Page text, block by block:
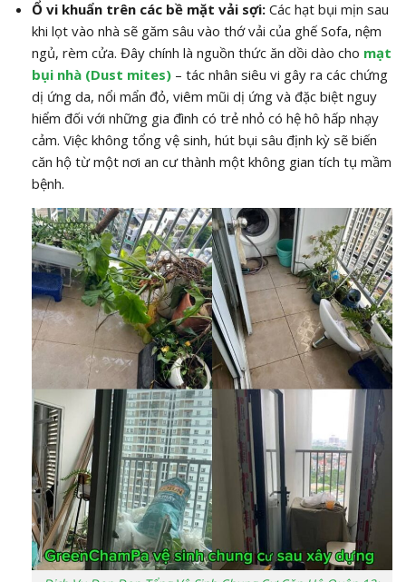
Ổ vi khuẩn trên các bề mặt vải sợi:Các hạt bụi mịn sau
khi lọt vào nhà sẽ găm sâu vào thớ vải của ghế Sofa, nệm
ngủ, rèm cửa. Đây chính là nguồn thức ăn dồi dào cho mạt
bụi nhà (Dust mites)– tác nhân siêu vi gây ra các chứng
dị ứng da, nổi mẩn đỏ, viêm mũi dị ứng và đặc biệt nguy
hiểm đối với những gia đình có trẻ nhỏ có hệ hô hấp nhạy
cảm. Việc không tổng vệ sinh, hút bụi sâu định kỳ sẽ biến
căn hộ từ một nơi an cư thành một không gian tích tụ mầm
bệnh.